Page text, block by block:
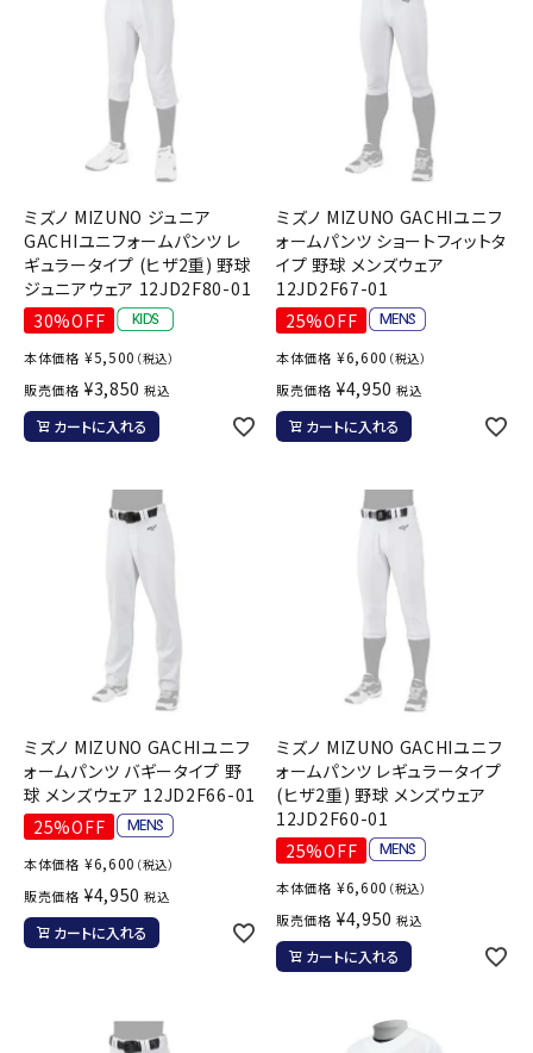
ミズノ MIZUNO ジュニア
GACHIユニフォームパンツ レ
ギュラータイプ (ヒザ2重) 野球
ジュニアウェア 12JD2F80-01
30%OFF
本体価格 ¥5,500 （税込）
販売価格 ¥3,850 税込
カートに入れる
ミズノ MIZUNO GACHIユニフ
ォームパンツ ショートフィットタ
イプ 野球 メンズウェア
12JD2F67-01
25%OFF
本体価格 ¥6,600 （税込）
販売価格 ¥4,950 税込
カートに入れる
ミズノ MIZUNO GACHIユニフ
ォームパンツ バギータイプ 野
球 メンズウェア 12JD2F66-01
25%OFF
本体価格 ¥6,600 （税込）
販売価格 ¥4,950 税込
カートに入れる
ミズノ MIZUNO GACHIユニフ
ォームパンツ レギュラータイプ
(ヒザ2重) 野球 メンズウェア
12JD2F60-01
25%OFF
本体価格 ¥6,600 （税込）
販売価格 ¥4,950 税込
カートに入れる